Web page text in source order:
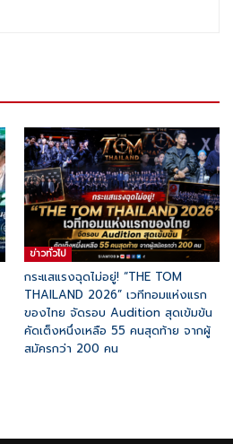
ข่าวทั่วไป
กระแสแรงฉุดไม่อยู่! “THE TOM
THAILAND 2026” เวทีทอมแห่งแรก
ของไทย จัดรอบ Audition สุดเข้มข้น
คัดเต็งหนึ่งเหลือ 55 คนสุดท้าย จากผู้
สมัครกว่า 200 คน